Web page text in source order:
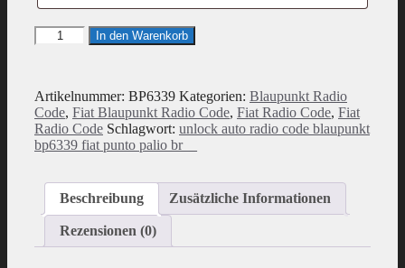
Radio
Code
Blaupunkt
BP6339
Fiat
PUNTO
310
MP3
339
In den Warenkorb
Artikelnummer: BP6339 Kategorien: Blaupunkt Radio
Code, Fiat Blaupunkt Radio Code, Fiat Radio Code, Fiat
Radio Code Schlagwort: unlock auto radio code blaupunkt
bp6339 fiat punto palio br__
Beschreibung Zusätzliche Informationen
Rezensionen (0)